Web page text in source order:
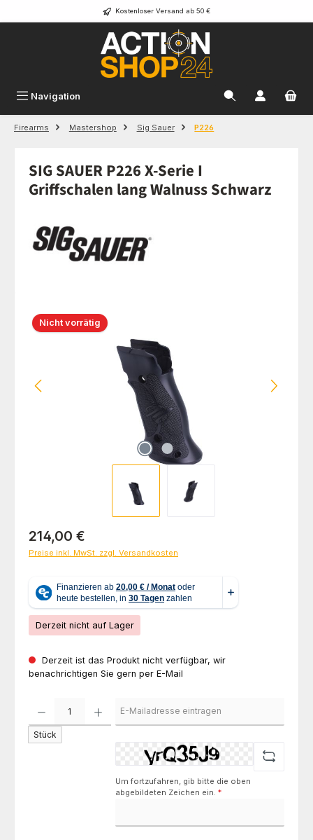
Zum Hauptinhalt springen Kostenloser Versand ab 50 €
Navigation
Firearms Mastershop Sig Sauer P226
SIG SAUER P226 X-Serie I
Griffschalen lang Walnuss Schwarz
Bildergalerie überspringen
Nicht vorrätig
Regulärer Preis:
214,00 €
Preise inkl. MwSt. zzgl. Versandkosten
Derzeit nicht auf Lager
Derzeit ist das Produkt nicht verfügbar, wir
benachrichtigen Sie gern per E-Mail
Stück
Um fortzufahren, gib bitte die oben
abgebildeten Zeichen ein.*